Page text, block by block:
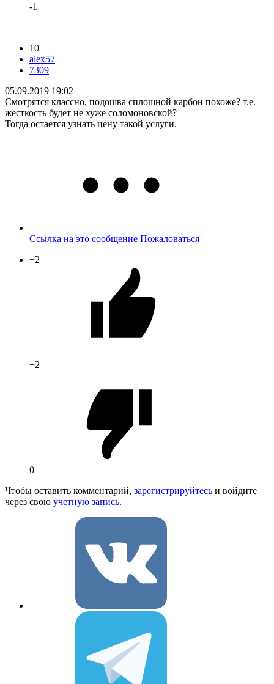
-1
10
alex57
7309
05.09.2019 19:02
Смотрятся классно, подошва сплошной карбон похоже? т.е.
жесткость будет не хуже соломоновской?
Тогда остается узнать цену такой услуги.
Ссылка на это сообщение Пожаловаться
+2
+2
0
Чтобы оставить комментарий, зарегистрируйтесь и войдите
через свою учетную запись.